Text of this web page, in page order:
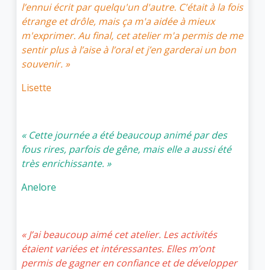
l’ennui écrit par quelqu'un d'autre. C'était à la fois
étrange et drôle, mais ça m'a aidée à mieux
m'exprimer. Au final, cet atelier m'a permis de me
sentir plus à l’aise à l’oral et j’en garderai un bon
souvenir. »
Lisette
« Cette journée a été beaucoup animé par des
fous rires, parfois de gêne, mais elle a aussi été
très enrichissante. »
Anelore
« J’ai beaucoup aimé cet atelier. Les activités
étaient variées et intéressantes. Elles m’ont
permis de gagner en confiance et de développer